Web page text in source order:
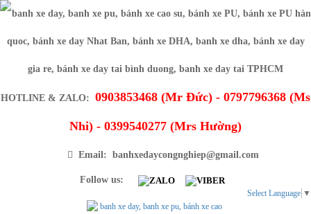
HOTLINE & ZALO: 0903853468 (Mr Đức) - 0797796368 (Ms
Nhi) - 0399540277 (Mrs Hường)
Email: banhxedaycongnghiep@gmail.com
Follow us:
Select Language ▼